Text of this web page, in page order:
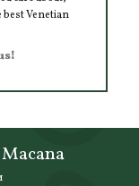
best Venetian
Macana